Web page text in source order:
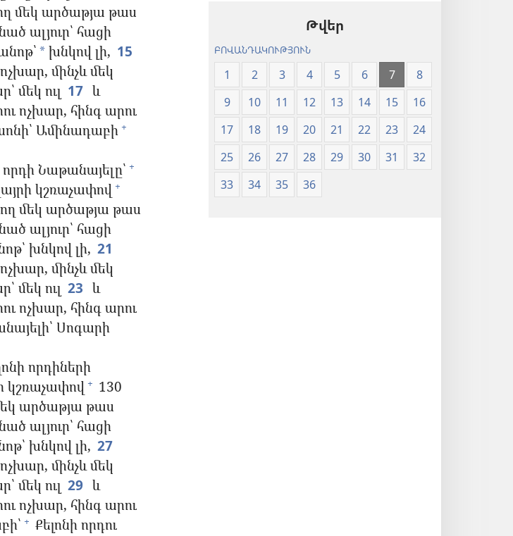
մեկ արծաթյա թաս
ալյուր՝ հացի
*խնկով լի, 15
մինչև մեկ
մեկ ուլ 17 և
ոչխար, հինգ արու
Ամինադաբի +
Նաթանայելը՝ +
կշռաչափով +
մեկ արծաթյա թաս
ալյուր՝ հացի
խնկով լի, 21
մինչև մեկ
մեկ ուլ 23 և
ոչխար, հինգ արու
Սոգարի
որդիների
կշռաչափով + 130
արծաթյա թաս
ալյուր՝ հացի
խնկով լի, 27
մինչև մեկ
մեկ ուլ 29 և
ոչխար, հինգ արու
+ Քելոնի որդու
Թվեր
ԲՈՎԱՆԴԱԿՈՒԹՅՈՒՆ
1 2 3 4 5 6 7
8
9
10 11 12 13 14 15
16
17
18 19 20 21 22 23
24
25
26 27 28 29 30 31
32
33
34 35 36